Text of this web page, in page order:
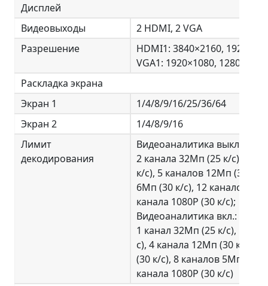
Дисплей
Видеовыходы
2 HDMI, 2 VGA
Разрешение
HDMI1: 3840×2160,
VGA1: 1920×1080,
Раскладка экрана
Экран 1
1/4/8/9/16/25/36/64
Экран 2
1/4/8/9/16
Лимит
декодирования
Видеоаналитика выкл.:
2 канала 32Мп (25 к/с), 2
к/с), 5 каналов 12Мп (30 к/
6Мп (30 к/с), 12 каналов
канала 1080Р (30 к/с);
Видеоаналитика вкл.:
1 канал 32Мп (25 к/с), 1
с), 4 канала 12Мп (30 к/с),
(30 к/с), 8 каналов 5Мп (30
канала 1080Р (30 к/с)